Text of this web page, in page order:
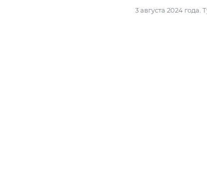
3 августа 2024